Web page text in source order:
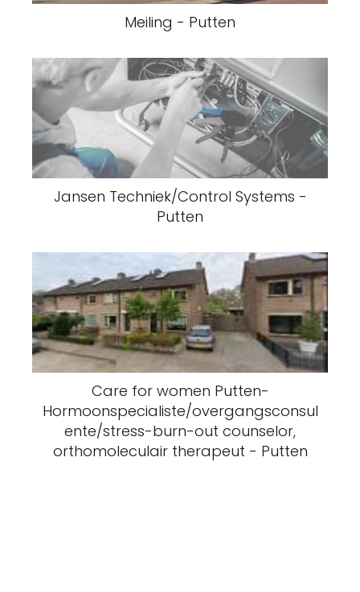
Meiling - Putten
Jansen Techniek/Control Systems -
Putten
Care for women Putten-
Hormoonspecialiste/overgangsconsul
ente/stress-burn-out counselor,
orthomoleculair therapeut - Putten